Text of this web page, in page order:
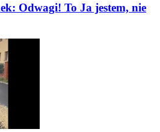
Odwagi! To Ja jestem, nie